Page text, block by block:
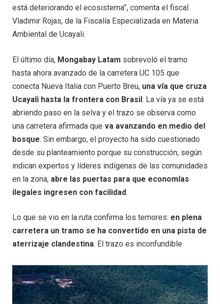
está deteriorando el ecosistema”, comenta el fiscal
Vladimir Rojas, de la Fiscalía Especializada en Materia
Ambiental de Ucayali.
El último día, Mongabay Latam sobrevoló el tramo
hasta ahora avanzado de la carretera UC 105 que
conecta Nueva Italia con Puerto Breu, una vía que cruza
Ucayali hasta la frontera con Brasil. La vía ya se está
abriendo paso en la selva y el trazo se observa como
una carretera afirmada que va avanzando en medio del
bosque. Sin embargo, el proyecto ha sido cuestionado
desde su planteamiento porque su construcción, según
indican expertos y líderes indígenas de las comunidades
en la zona, abre las puertas para que economías
ilegales ingresen con facilidad.
Lo que se vio en la ruta confirma los temores: en plena
carretera un tramo se ha convertido en una pista de
aterrizaje clandestina. El trazo es inconfundible.